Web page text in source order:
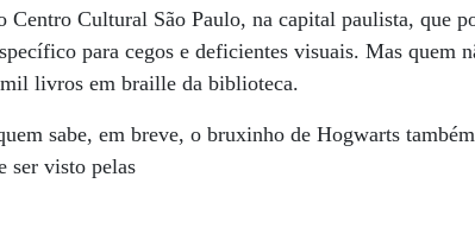
Cultural São Paulo, na capital paulista, que
para cegos e deficientes visuais. Mas quem
livros em braille da biblioteca.
sabe, em breve, o bruxinho de Hogwarts
ser visto pelas